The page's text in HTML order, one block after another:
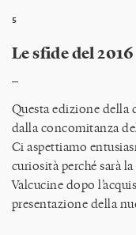
5
Le sfide del 2016
Questa edizione della
dalla concomitanza
Ci aspettiamo
curiosità perché sarà
Valcucine dopo
presentazione della